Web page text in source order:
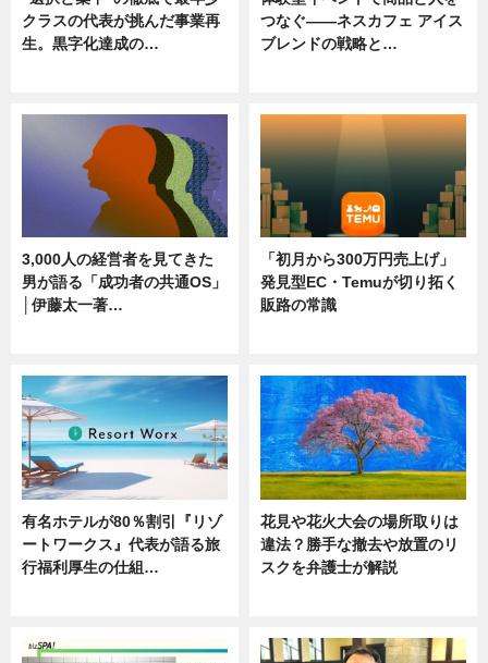
クラスの代表が挑んだ事業再
生。黒字化達成の…
つなぐ――ネスカフェ アイス
ブレンドの戦略と…
3,000人の経営者を見てきた
男が語る「成功者の共通OS」
│伊藤太一著…
「初月から300万円売上げ」
発見型EC・Temuが切り拓く
販路の常識
有名ホテルが80％割引『リゾ
ートワークス』代表が語る旅
行福利厚生の仕組…
花見や花火大会の場所取りは
違法？勝手な撤去や放置のリ
スクを弁護士が解説